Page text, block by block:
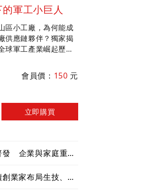
軍工小巨人
區小工廠，為何能成
供應鏈夥伴？獨家揭
球軍工產業崛起歷
點軍工產業鏈投資機
立即購買
會員價： 150 元
發 企業與家庭重新
業家布局生技、機